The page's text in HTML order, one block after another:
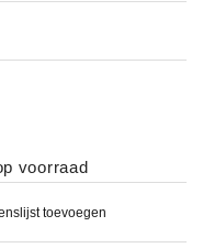
voorraad
toevoegen